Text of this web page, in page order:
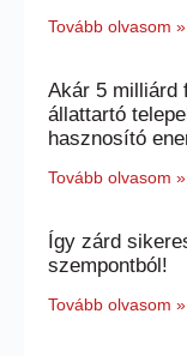
Tovább olvasom »
Akár 5 milliárd
állattartó
hasznosító
Tovább olvasom »
Így zárd
szempontból!
Tovább olvasom »